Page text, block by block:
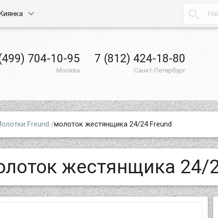

704-10-95
Москва
7 (812) 424-18-80
Санкт-Петербург
Freund /молоток жестянщика 24/24 Freund
жестянщика 24/